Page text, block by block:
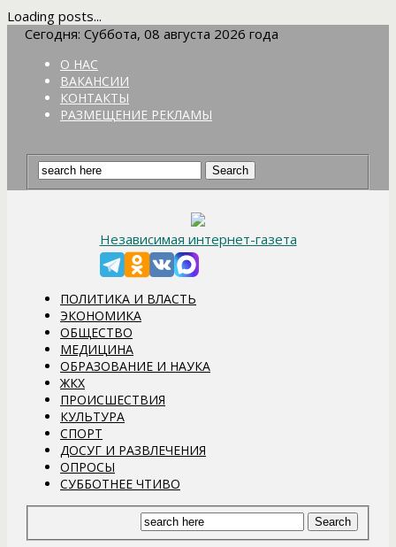
Loading posts...
Сегодня: Суббота, 08 августа 2026 года
О НАС
ВАКАНСИИ
КОНТАКТЫ
РАЗМЕЩЕНИЕ РЕКЛАМЫ
Независимая интернет-газета
ПОЛИТИКА И ВЛАСТЬ
ЭКОНОМИКА
ОБЩЕСТВО
МЕДИЦИНА
ОБРАЗОВАНИЕ И НАУКА
ЖКХ
ПРОИСШЕСТВИЯ
КУЛЬТУРА
СПОРТ
ДОСУГ И РАЗВЛЕЧЕНИЯ
ОПРОСЫ
СУББОТНЕЕ ЧТИВО